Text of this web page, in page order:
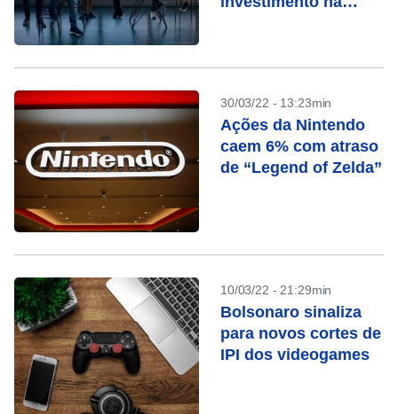
30/03/22 - 13:23min
Ações da Nintendo
caem 6% com atraso
de “Legend of Zelda”
10/03/22 - 21:29min
Bolsonaro sinaliza
para novos cortes de
IPI dos videogames